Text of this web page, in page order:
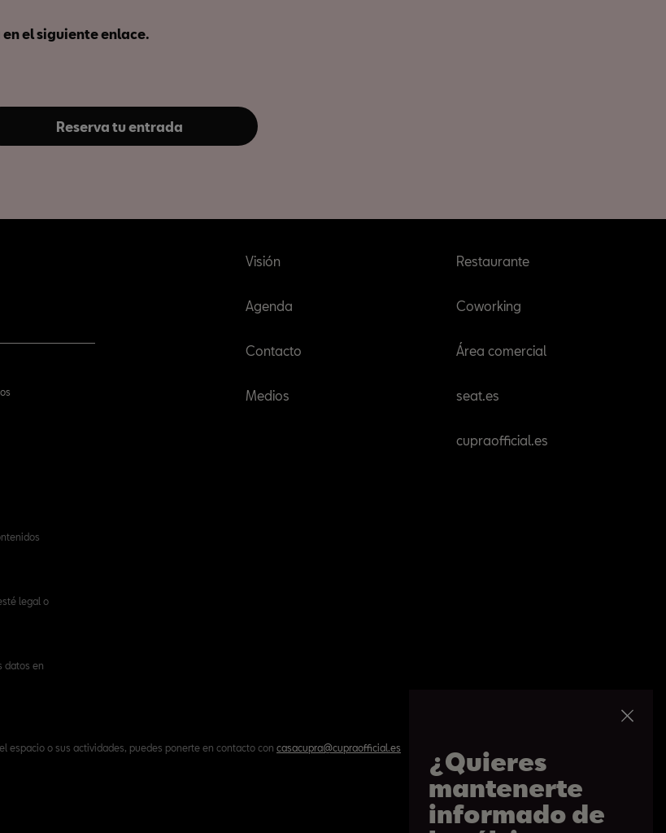
¿Quieres
mantenerte
informado de
el siguiente enlace.
Reserva tu entrada
legal o
datos en
Visión
Agenda
Contacto
Medios
Restaurante
Coworking
Área comercial
seat.es
cupraofficial.es
espacio o sus actividades, puedes ponerte en contacto con casacupra@cupraofficial.es